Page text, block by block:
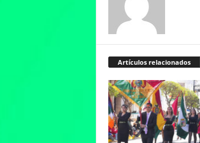
Artículos relacionados